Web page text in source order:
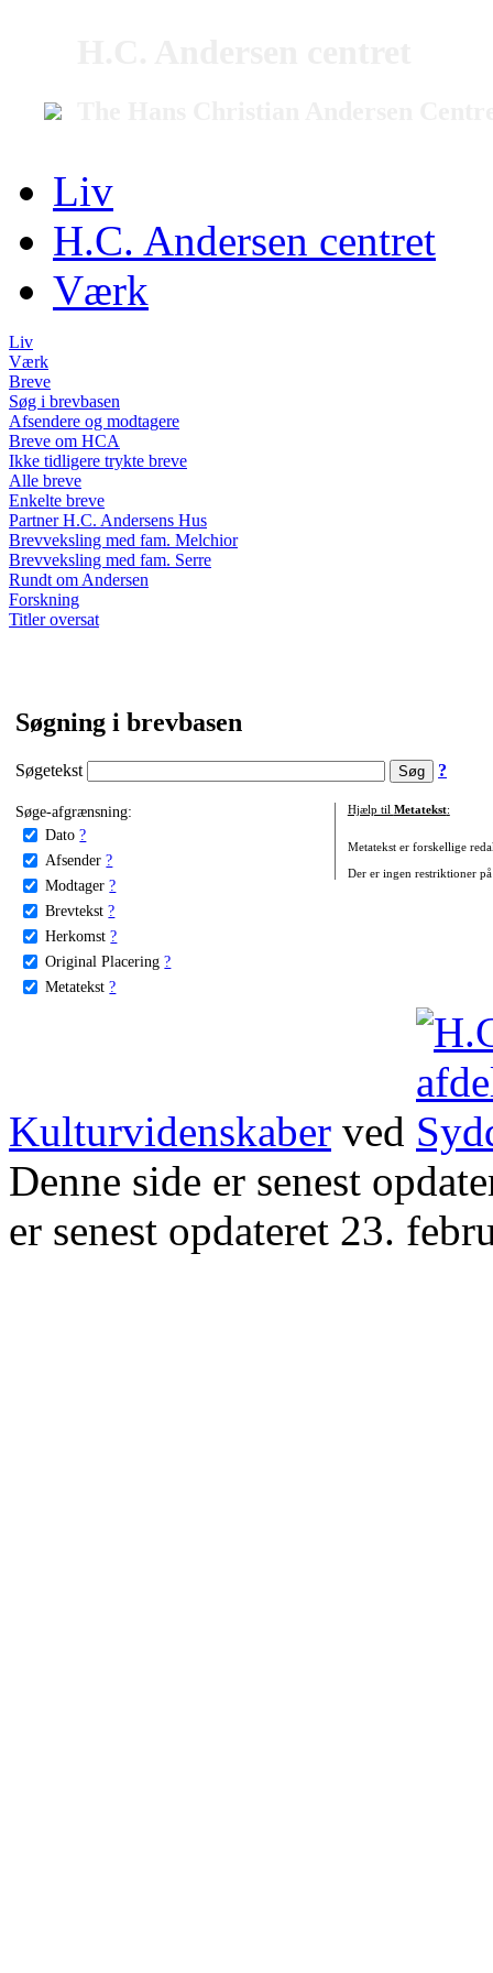
Liv
H.C. Andersen centret
Værk
Liv
Værk
Breve
Søg i brevbasen
Afsendere og modtagere
Breve om HCA
Ikke tidligere trykte breve
Alle breve
Enkelte breve
Partner H.C. Andersens Hus
Brevveksling med fam. Melchior
Brevveksling med fam. Serre
Rundt om Andersen
Forskning
Titler oversat
Søgning i brevbasen
Søgetekst ?
Søge-afgrænsning:
Dato ?
Afsender ?
Modtager ?
Brevtekst ?
Herkomst ?
Original Placering ?
Metatekst ?
Hjælp til Metatekst:
Metatekst er forskellige
Der er ingen restriktioner
Kulturvidenskaber ved
Denne side er senest
er senest opdateret 23.